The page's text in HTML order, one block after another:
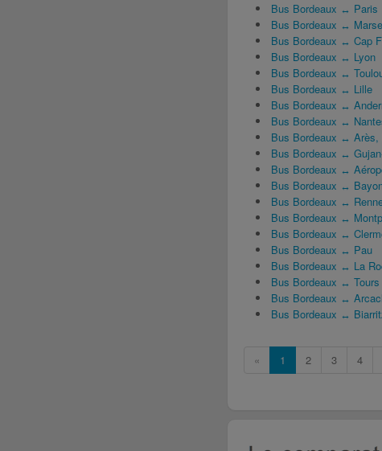
Bus Bordeaux ↔ Paris
Bus Bordeaux ↔
Bus Bordeaux ↔ Cap
Bus Bordeaux ↔ Lyon
Bus Bordeaux ↔
Bus Bordeaux ↔ Lille
Bus Bordeaux ↔
Bus Bordeaux ↔
Bus Bordeaux ↔ Arès,
Bus Bordeaux ↔
Bus Bordeaux ↔
Bus Bordeaux ↔
Bus Bordeaux ↔
Bus Bordeaux ↔
Bus Bordeaux ↔
Bus Bordeaux ↔ Pau
Bus Bordeaux ↔ La
Bus Bordeaux ↔ Tours
Bus Bordeaux ↔
Bus Bordeaux ↔
« 1 2 3 4